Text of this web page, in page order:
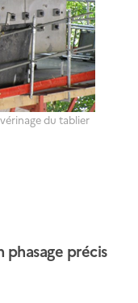
du tablier
phasage précis